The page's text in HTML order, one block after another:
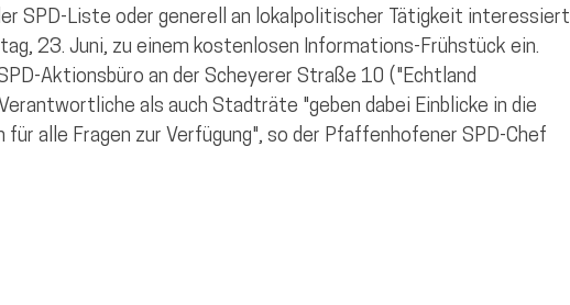
SPD-Liste oder generell an lokalpolitischer Tätigkeit interessiert
23. Juni, zu einem kostenlosen Informations-Frühstück ein.
Aktionsbüro an der Scheyerer Straße 10 ("Echtland
als auch Stadträte "geben dabei Einblicke in die
alle Fragen zur Verfügung", so der Pfaffenhofener SPD-Chef